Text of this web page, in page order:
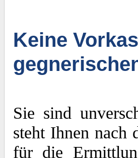
Keine
Sie sind
steht Ihnen nach
für die